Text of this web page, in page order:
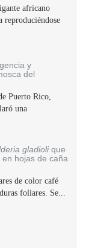
africano
reproduciéndose
y
del
Puerto Rico,
una
gladiolique
hojas de caña
de color café
foliares. Se...